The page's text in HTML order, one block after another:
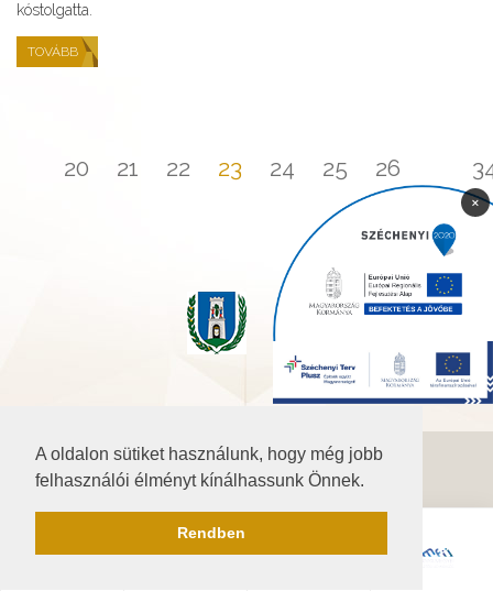
A oldalon sütiket használunk, hogy még jobb
felhasználói élményt kínálhassunk Önnek.
Rendben
kóstolgatta.
TOVÁBB
20 21 22 23 24 25 26
©2026 Baranya.hu
Akadálymentesítési nyilatkozat
×